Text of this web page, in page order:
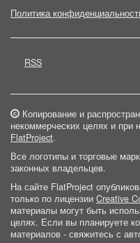
Политика
RSS
Копирование и
некоммерческих целях и при
FlatProject.
Все логотипы и торговые
законных владельцев.
На сайте FlatProject
только по лицензии Creative
материалы могут быть
целях. Если вы планируете
материалов - свяжитесь с